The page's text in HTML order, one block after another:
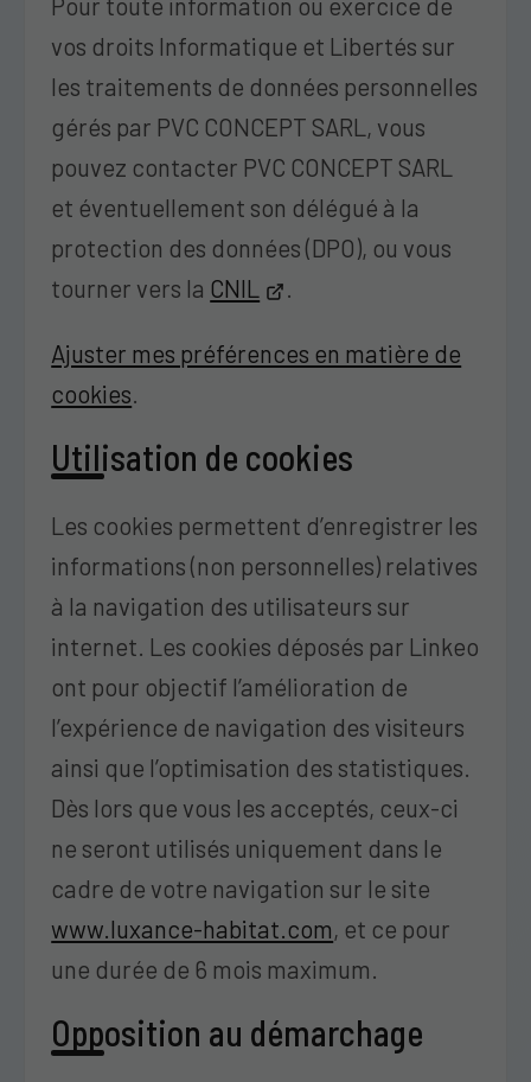
Pour toute information ou exercice de
vos droits Informatique et Libertés sur
les traitements de données personnelles
gérés par PVC CONCEPT SARL, vous
pouvez contacter PVC CONCEPT SARL
et éventuellement son délégué à la
protection des données (DPO), ou vous
tourner vers la CNIL .
Ajuster mes préférences en matière de
cookies
Utilisation de cookies
Les cookies permettent d’enregistrer les
informations (non personnelles) relatives
à la navigation des utilisateurs sur
internet. Les cookies déposés par Linkeo
ont pour objectif l’amélioration de
l’expérience de navigation des visiteurs
ainsi que l’optimisation des statistiques.
Dès lors que vous les acceptés, ceux-ci
ne seront utilisés uniquement dans le
cadre de votre navigation sur le site
www.luxance-habitat.com, et ce pour
une durée de 6 mois maximum.
Opposition au démarchage